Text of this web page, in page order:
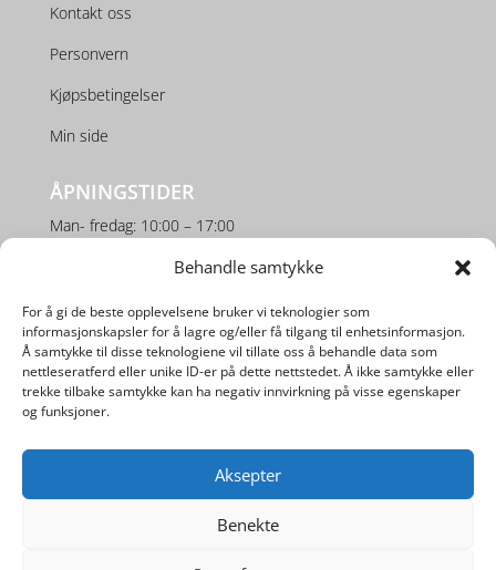
Behandle samtykke
For å gi de beste opplevelsene bruker vi teknologier som
informasjonskapsler for å lagre og/eller få tilgang til enhetsinformasjon.
Å samtykke til disse teknologiene vil tillate oss å behandle data som
nettleseratferd eller unike ID-er på dette nettstedet. Å ikke samtykke eller
trekke tilbake samtykke kan ha negativ innvirkning på visse egenskaper
og funksjoner.
Aksepter
Benekte
Kontakt oss
Personvern
Kjøpsbetingelser
Min side
ÅPNINGSTIDER
Man- fredag: 10:00 – 17:00
Lørdag: 10:00 – 16:00
SOSIALE MEDIER
Utviklet avDigipos AS